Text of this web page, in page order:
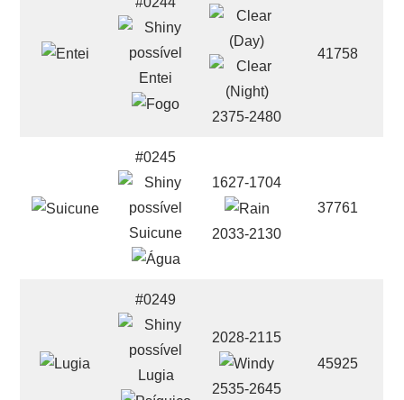
Entei
2375-2480
41758
#0245
Suicune
1627-1704
2033-2130
37761
#0249
Lugia
2028-2115
2535-2645
45925